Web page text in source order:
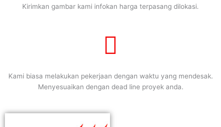
Kirimkan gambar kami infokan harga terpasang dilokasi.
Kami biasa melakukan pekerjaan dengan waktu yang mendesak.
Menyesuaikan dengan dead line proyek anda.